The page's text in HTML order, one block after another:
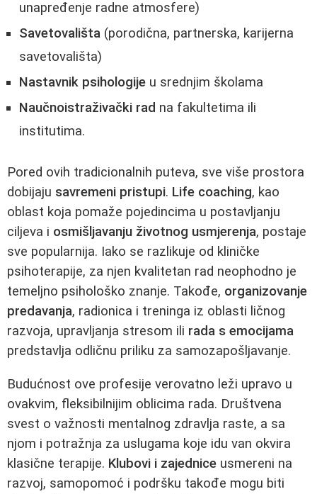
unapređenje radne atmosfere)
Savetovališta (porodična, partnerska, karijerna
savetovališta)
Nastavnik psihologije u srednjim školama
Naučnoistraživački rad na fakultetima ili
institutima.
Pored ovih tradicionalnih puteva, sve više prostora
dobijaju savremeni pristupi. Life coaching, kao
oblast koja pomaže pojedincima u postavljanju
ciljeva i osmišljavanju životnog usmjerenja, postaje
sve popularnija. Iako se razlikuje od kliničke
psihoterapije, za njen kvalitetan rad neophodno je
temeljno psihološko znanje. Takođe, organizovanje
predavanja, radionica i treninga iz oblasti ličnog
razvoja, upravljanja stresom ili rada s emocijama
predstavlja odličnu priliku za samozapošljavanje.
Budućnost ove profesije verovatno leži upravo u
ovakvim, fleksibilnijim oblicima rada. Društvena
svest o važnosti mentalnog zdravlja raste, a sa
njom i potražnja za uslugama koje idu van okvira
klasične terapije. Klubovi i zajednice usmereni na
razvoj, samopomoć i podršku takođe mogu biti